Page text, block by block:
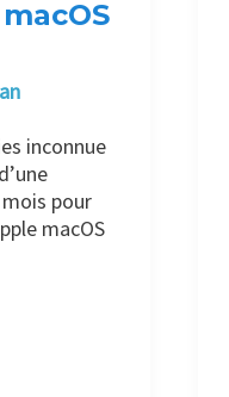
inconnue
pour
macOS